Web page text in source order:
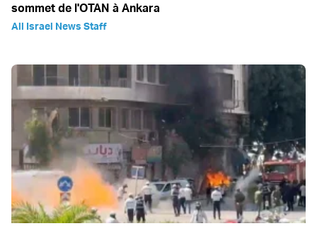
sommet de l'OTAN à Ankara
All Israel News Staff